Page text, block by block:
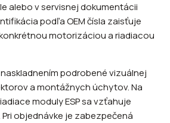
alebo v servisnej dokumentácii
podľa OEM čísla zaisťuje
motorizáciou a riadiacou
podrobené vizuálnej
a montážnych úchytov. Na
moduly ESP sa vzťahuje
Pri objednávke je zabezpečená